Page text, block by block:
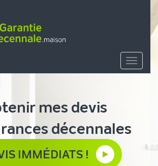
Toggle
mes devis
décennales
IMMÉDIATS !